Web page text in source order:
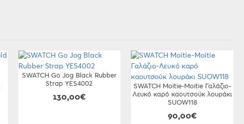
SWATCH Go Jog Black Rubber
Strap YES4002
130,00€
SWATCH Moitie-Moitie Γαλάζιο-
Λευκό καρό καουτσούκ λουράκι
SUOW118
90,00€